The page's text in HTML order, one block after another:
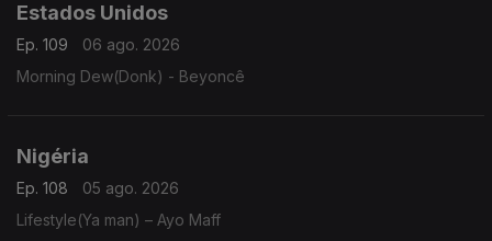
Estados Unidos
Ep. 109
06 ago. 2026
Morning Dew(Donk) - Beyoncê
Nigéria
Ep. 108
05 ago. 2026
Lifestyle(Ya man) – Ayo Maff